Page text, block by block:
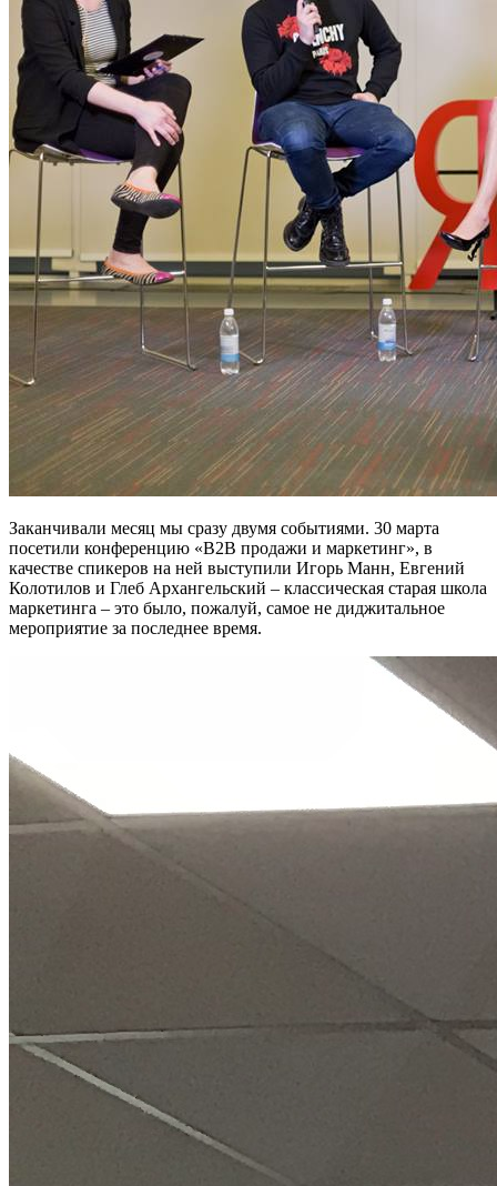
Заканчивали месяц мы сразу двумя событиями. 30 марта
посетили конференцию «B2B продажи и маркетинг», в
качестве спикеров на ней выступили Игорь Манн, Евгений
Колотилов и Глеб Архангельский – классическая старая школа
маркетинга – это было, пожалуй, самое не диджитальное
мероприятие за последнее время.